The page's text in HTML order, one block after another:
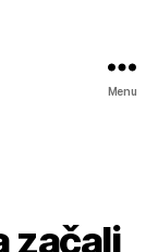
Menu
začali